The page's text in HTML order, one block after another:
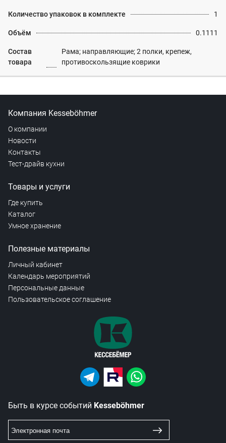
Количество упаковок в комплекте 1
Объём 0.1111
Состав
товара
Рама; направляющие; 2 полки, крепеж,
противоскользящие коврики
Компания Kesseböhmer
О компании
Новости
Контакты
Тест-драйв кухни
Товары и услуги
Где купить
Каталог
Умное хранение
Полезные материалы
Личный кабинет
Календарь мероприятий
Персональные данные
Пользовательское соглашение
Быть в курсе событий Kesseböhmer